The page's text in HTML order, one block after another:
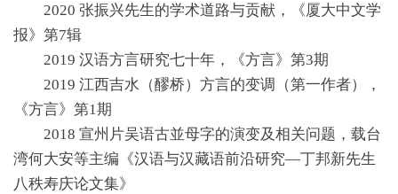
2020 张振兴先生的学术道路与贡献，《厦大中文学
报》第7辑
2019 汉语方言研究七十年，《方言》第3期
2019 江西吉水（醪桥）方言的变调（第一作者），
《方言》第1期
2018 宣州片吴语古並母字的演变及相关问题，载台
湾何大安等主编《汉语与汉藏语前沿研究—丁邦新先生
八秩寿庆论文集》